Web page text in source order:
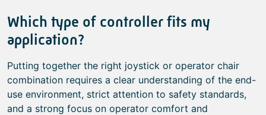
Which type of controller fits my
application?
Putting together the right joystick or operator chair
combination requires a clear understanding of the end-
use environment, strict attention to safety standards,
and a strong focus on operator comfort and